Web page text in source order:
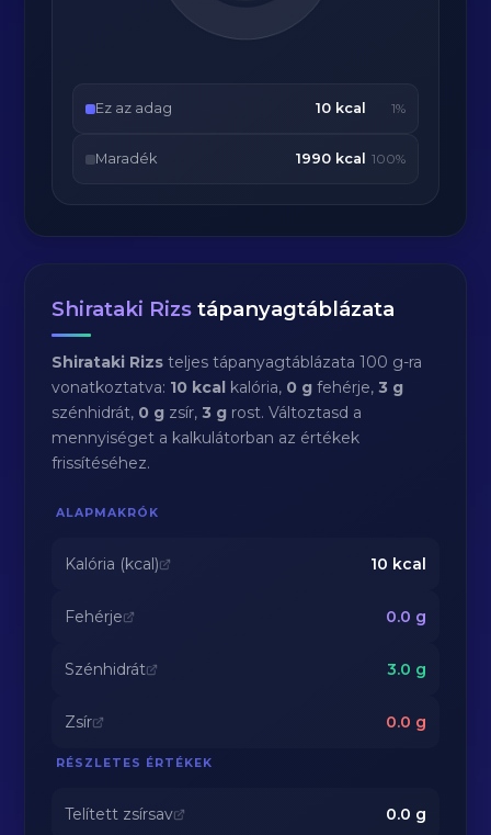
Ez az adag 10 kcal 1%
Maradék 1990 kcal 100%
Shirataki Rizs tápanyagtáblázata
Shirataki Rizs teljes tápanyagtáblázata 100 g-ra
vonatkoztatva: 10 kcal kalória, 0 g fehérje,3 g
szénhidrát, 0 g zsír,3 g rost. Változtasd a
mennyiséget a kalkulátorban az értékek
frissítéséhez.
ALAPMAKRÓK
Kalória (kcal) 10 kcal
Fehérje 0.0 g
Szénhidrát 3.0 g
Zsír 0.0 g
RÉSZLETES ÉRTÉKEK
Telített zsírsav 0.0 g